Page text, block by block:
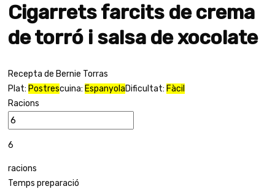
Cigarrets farcits de crema
de torró i salsa de xocolate
Recepta de Bernie Torras
Plat: Postrescuina: EspanyolaDificultat: Fàcil
Racions
6
racions
Temps preparació